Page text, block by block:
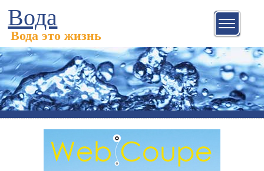
Вода
Вода это жизнь